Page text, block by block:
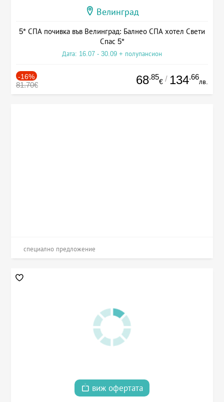
Велинград
5* СПА почивка във Велинград: Балнео СПА хотел Свети
Спас 5*
Дата: 16.07 - 30.09 + полупансион
-16%
81.70€ 68.85
€ / 134.66
лв.
специално предложение
виж офертата